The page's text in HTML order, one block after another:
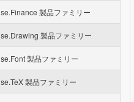
製品ファミリー
製品ファミリー
製品ファミリー
製品ファミリー